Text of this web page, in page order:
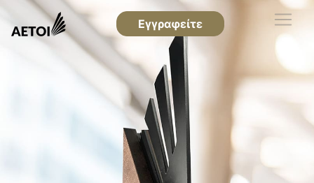
Εγγραφείτε